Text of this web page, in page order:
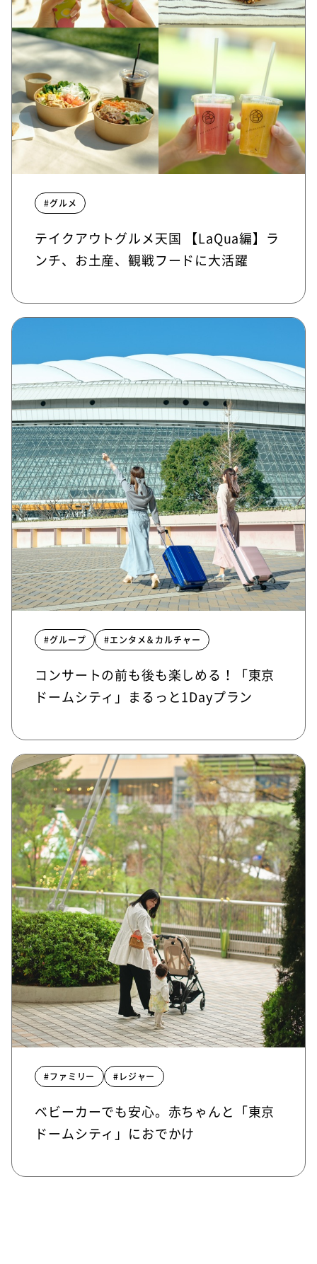
#グルメ
テイクアウトグルメ天国 【LaQua編】ラ
ンチ、お土産、観戦フードに大活躍
#グループ #エンタメ＆カルチャー
コンサートの前も後も楽しめる！「東京
ドームシティ」まるっと1Dayプラン
#ファミリー #レジャー
ベビーカーでも安心。赤ちゃんと「東京
ドームシティ」におでかけ